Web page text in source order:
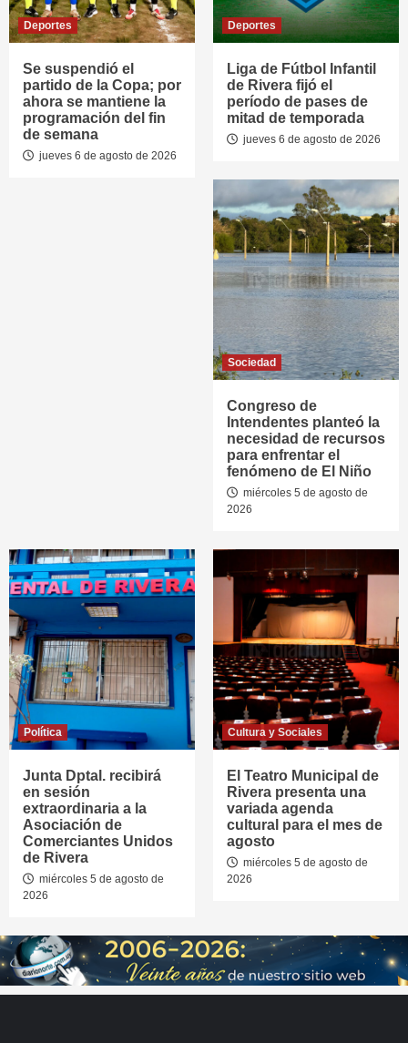
Deportes
Se suspendió el
partido de la Copa; por
ahora se mantiene la
programación del fin
de semana
jueves 6 de agosto de 2026
Deportes
Liga de Fútbol Infantil
de Rivera fijó el
período de pases de
mitad de temporada
jueves 6 de agosto de 2026
Sociedad
Congreso de
Intendentes planteó la
necesidad de recursos
para enfrentar el
fenómeno de El Niño
miércoles 5 de agosto de
2026
Política
Junta Dptal. recibirá
en sesión
extraordinaria a la
Asociación de
Comerciantes Unidos
de Rivera
miércoles 5 de agosto de
2026
Cultura y Sociales
El Teatro Municipal de
Rivera presenta una
variada agenda
cultural para el mes de
agosto
miércoles 5 de agosto de
2026